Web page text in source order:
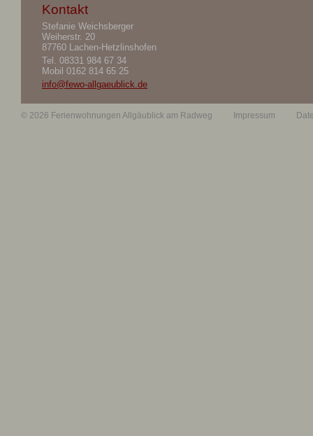
Kontakt
Stefanie Weichsberger
Weiherstr. 20
87760 Lachen-Hetzlinshofen
Tel. 08331 984 67 34
Mobil 0162 814 65 25
info@fewo-allgaeublick.de
© 2026 Ferienwohnungen Allgäublick am Radweg Impressum